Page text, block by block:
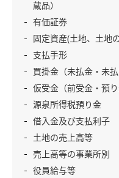
蔵品）
有価証券
固定資産(土地、土地
支払手形
買掛金（未払金・未払
仮受金（前受金・預り
源泉所得税預り金
借入金及び支払利子
土地の売上高等
売上高等の事業所別
役員給与等